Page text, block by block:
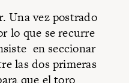
Una vez postrado
lo que se recurre
en seccionar
las dos primeras